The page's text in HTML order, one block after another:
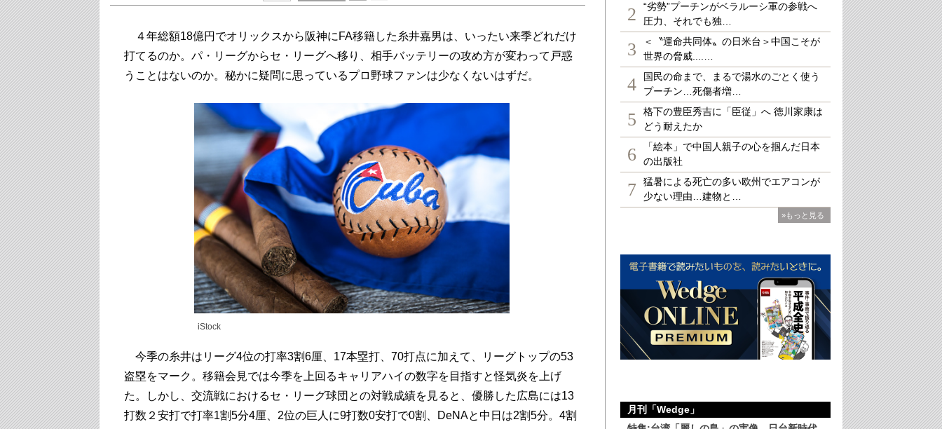
４年総額18億円でオリックスから阪神にFA移籍した糸井嘉男は、いったい来季どれだけ
打てるのか。パ・リーグからセ・リーグへ移り、相手バッテリーの攻め方が変わって戸惑
うことはないのか。秘かに疑問に思っているプロ野球ファンは少なくないはずだ。
iStock
今季の糸井はリーグ4位の打率3割6厘、17本塁打、70打点に加えて、リーグトップの53
盗塁をマーク。移籍会見では今季を上回るキャリアハイの数字を目指すと怪気炎を上げ
た。しかし、交流戦におけるセ・リーグ球団との対戦成績を見ると、優勝した広島には13
打数２安打で打率1割5分4厘、2位の巨人に9打数0安打で0割、DeNAと中日は2割5分。4割
2
“劣勢”プーチンがベラルーシ軍の参戦へ
圧力、それでも独…
3
＜〝運命共同体〟の日米台＞中国こそが
世界の脅威....…
4
国民の命まで、まるで湯水のごとく使う
プーチン…死傷者増…
5
格下の豊臣秀吉に「臣従」へ 徳川家康は
どう耐えたか
6
「絵本」で中国人親子の心を掴んだ日本
の出版社
7
猛暑による死亡の多い欧州でエアコンが
少ない理由…建物と…
»もっと見る
月刊「Wedge」